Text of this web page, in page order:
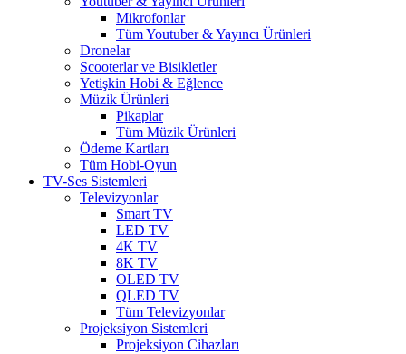
Mikrofonlar
Tüm Youtuber & Yayıncı Ürünleri
Dronelar
Scooterlar ve Bisikletler
Yetişkin Hobi & Eğlence
Müzik Ürünleri
Pikaplar
Tüm Müzik Ürünleri
Ödeme Kartları
Tüm Hobi-Oyun
TV-Ses Sistemleri
Televizyonlar
Smart TV
LED TV
4K TV
8K TV
OLED TV
QLED TV
Tüm Televizyonlar
Projeksiyon Sistemleri
Projeksiyon Cihazları